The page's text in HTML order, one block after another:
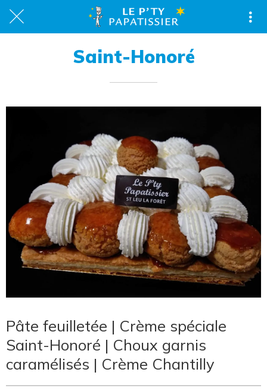
Saint-Honoré
Pâte feuilletée | Crème spéciale
Saint-Honoré | Choux garnis
caramélisés | Crème Chantilly